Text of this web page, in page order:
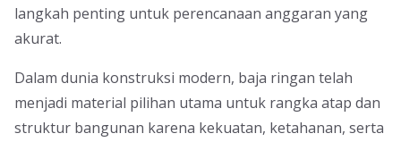
langkah penting untuk perencanaan anggaran yang
akurat.
Dalam dunia konstruksi modern, baja ringan telah
menjadi material pilihan utama untuk rangka atap dan
struktur bangunan karena kekuatan, ketahanan, serta